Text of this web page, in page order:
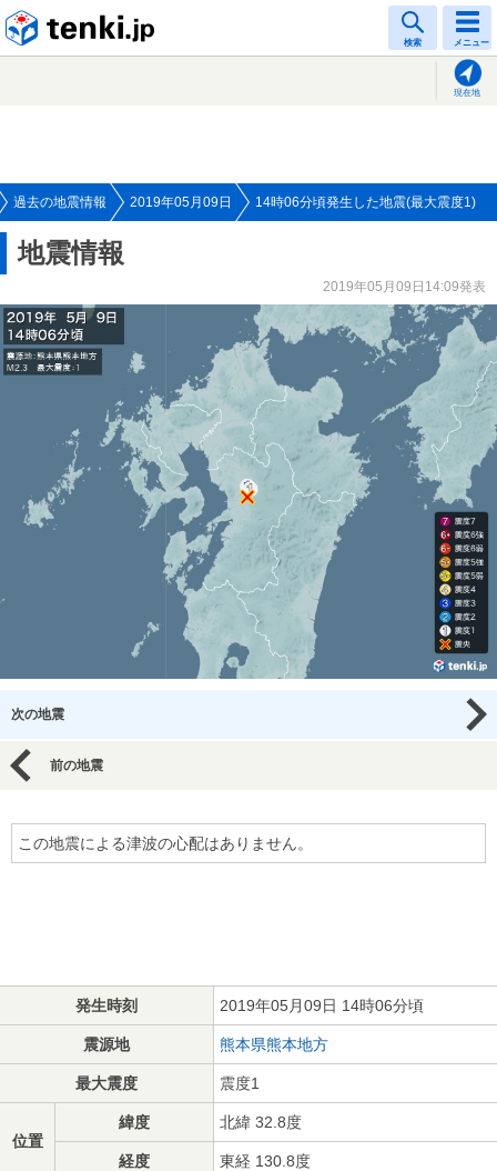
検索 メニュー
現在地
過去の地震情報 2019年05月09日 14時06分頃発生した地震(最大震度1)
地震情報
2019年05月09日14:09発表
次の地震
前の地震
この地震による津波の心配はありません。
発生時刻 2019年05月09日 14時06分頃
震源地 熊本県熊本地方
最大震度 震度1
位置
緯度 北緯 32.8度
経度 東経 130.8度